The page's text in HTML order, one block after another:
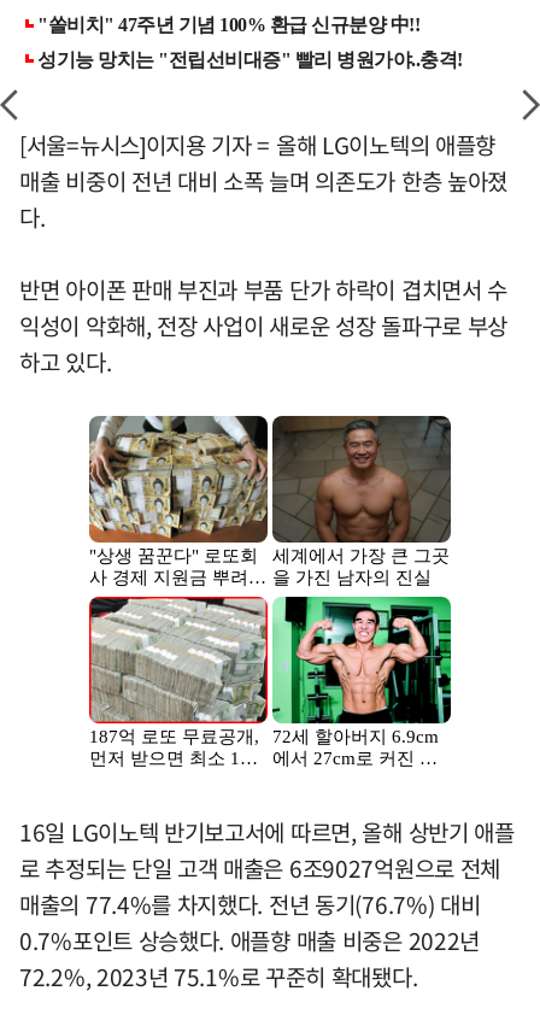
[서울=뉴시스]이지용 기자 = 올해 LG이노텍의 애플향
매출 비중이 전년 대비 소폭 늘며 의존도가 한층 높아졌
다.
반면 아이폰 판매 부진과 부품 단가 하락이 겹치면서 수
익성이 악화해, 전장 사업이 새로운 성장 돌파구로 부상
하고 있다.
16일 LG이노텍 반기보고서에 따르면, 올해 상반기 애플
로 추정되는 단일 고객 매출은 6조9027억원으로 전체
매출의 77.4%를 차지했다. 전년 동기(76.7%) 대비
0.7%포인트 상승했다. 애플향 매출 비중은 2022년
72.2%, 2023년 75.1%로 꾸준히 확대됐다.